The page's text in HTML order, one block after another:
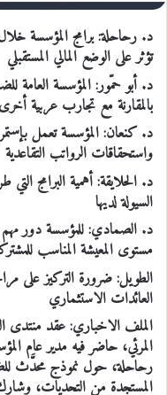
د. رحاحلة: برامج المؤسسة خلال
تؤثر على الوضع المالي المستقبلي
د. أبو حمّور: المؤسسة العامة
بالمقارنة مع تجارب عربية أخرى
د. كنعان: المؤسسة تعمل
واستحقاقات الرواتب التقاعدية
د. الحلايقة: أهمية البرامج
السيولة لديها
د. الصمادي: للمؤسسة دور مهم
مستوى المعيشة المناسب
الطويل: ضرورة التركيز على
العائدات الاستثماري
الملف الاخباري: عقد منتدى
المرئي، حاضر فيه مدير عام
رحاحلة، حول نموذج محدَّث
المستجدة من التحديات،